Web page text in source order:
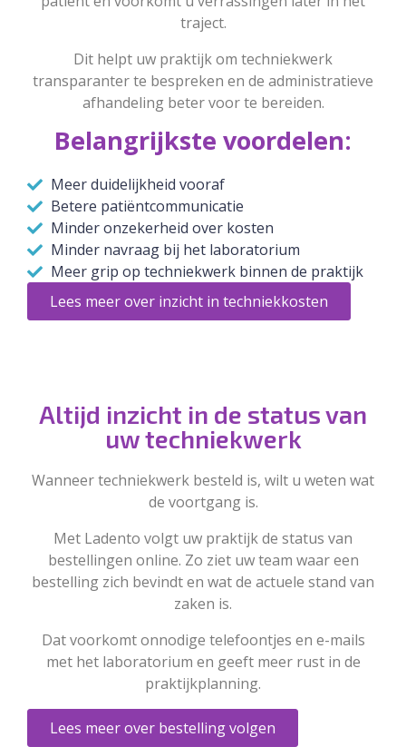
traject.
Dit helpt uw praktijk om techniekwerk
transparanter te bespreken en de administratieve
afhandeling beter voor te bereiden.
Belangrijkste voordelen:
Meer duidelijkheid vooraf
Betere patiëntcommunicatie
Minder onzekerheid over kosten
Minder navraag bij het laboratorium
Meer grip op techniekwerk binnen de praktijk
Lees meer over inzicht in techniekkosten
Altijd inzicht in de status van
uw techniekwerk
Wanneer techniekwerk besteld is, wilt u weten wat
de voortgang is.
Met Ladento volgt uw praktijk de status van
bestellingen online. Zo ziet uw team waar een
bestelling zich bevindt en wat de actuele stand van
zaken is.
Dat voorkomt onnodige telefoontjes en e-mails
met het laboratorium en geeft meer rust in de
praktijkplanning.
Lees meer over bestelling volgen